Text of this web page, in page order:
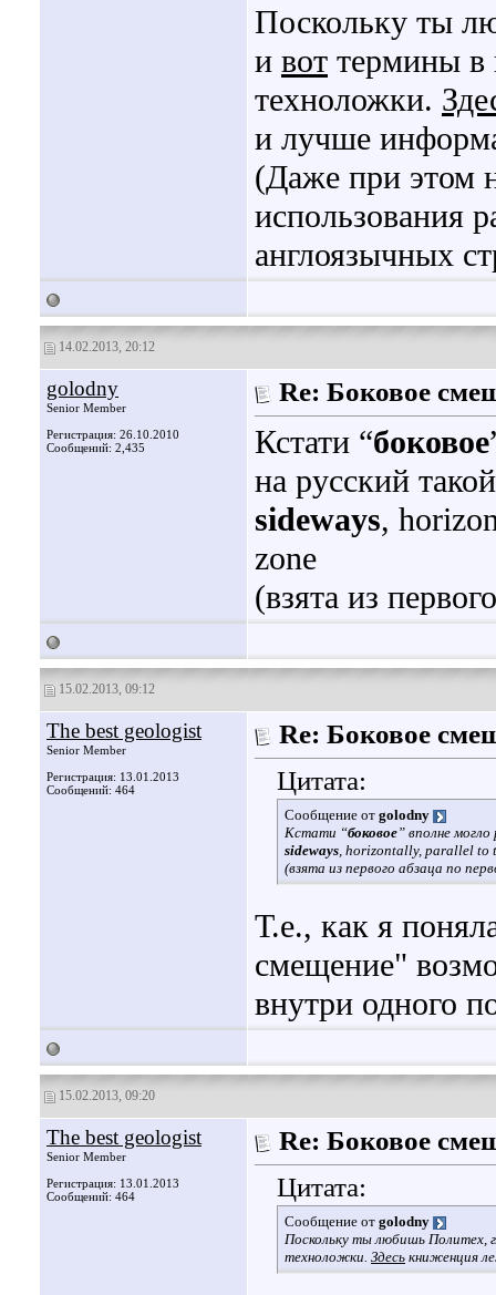
Поскольку ты
и вот термины в
техноложки.
и лучше
(Даже при этом
использования
англоязычных
14.02.2013, 20:12
golodny
Senior Member
Регистрация: 26.10.2010
Сообщений: 2,435
Re: Боковое
Кстати “боковое
на русский
sideways,
zone
(взята из
15.02.2013, 09:12
The best geologist
Senior Member
Регистрация: 13.01.2013
Сообщений: 464
Re: Боковое
Цитата:
Сообщение от golodny
Кстати “боковое” вполне
sideways, horizontally, parallel to
(взята из первого абзаца по
Т.е., как я
смещение"
внутри одного
15.02.2013, 09:20
The best geologist
Senior Member
Регистрация: 13.01.2013
Сообщений: 464
Re: Боковое
Цитата:
Сообщение от golodny
Поскольку ты любишь Политех,
техноложки. Здесь книженция